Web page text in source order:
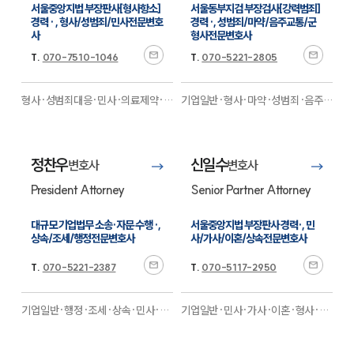
서울중앙지법 부장판사[형사항소]
경력 · , 형사/성범죄/민사전문변호
사
T. 070-7510-1046
형사·성범죄대응·민사·의료제약·마
서울동부지검 부장검사[강력범죄]
경력 ·, 성범죄/마약/음주교통/군
형사전문변호사
T. 070-5221-2805
기업일반·형사·마약·성범죄·음주교
정찬우변호사
President Attorney
대규모 기업법무 소송·자문 수행 ·,
상속/조세/행정전문변호사
T. 070-5221-2387
기업일반·행정·조세·상속·민사·형
신일수변호사
Senior Partner Attorney
서울중앙지법 부장판사 경력·, 민
사/가사/이혼/상속전문변호사
T. 070-5117-2950
기업일반·민사·가사·이혼·형사·성